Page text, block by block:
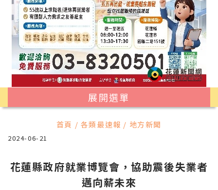
展開選單
首頁 / 各類最速報 / 地方新聞
2024-06-21
花蓮縣政府就業博覽會，協助震後失業者
邁向薪未來